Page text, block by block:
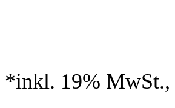
*inkl. 19% MwSt.,